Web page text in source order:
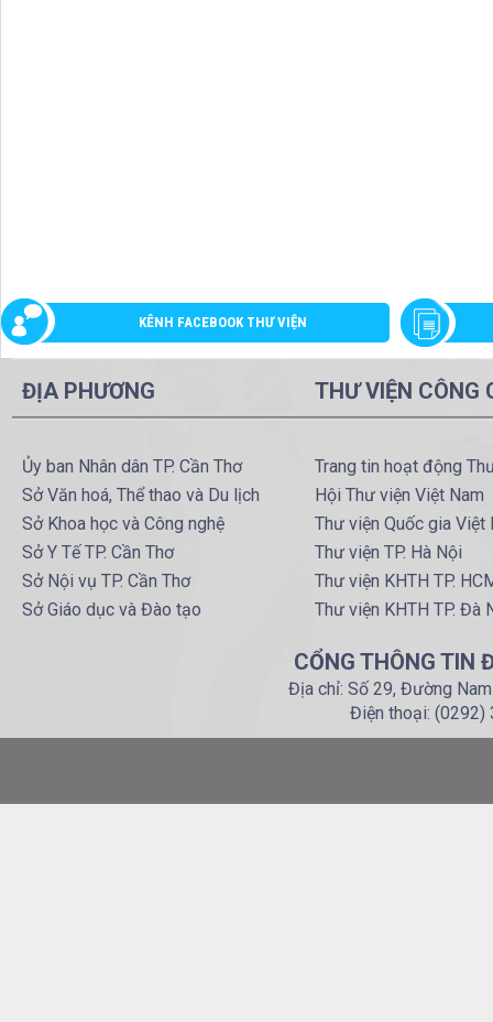
KÊNH FACEBOOK THƯ VIỆN
ĐỊA PHƯƠNG
Ủy ban Nhân dân TP. Cần Thơ
Sở Văn hoá, Thể thao và Du lịch
Sở Khoa học và Công nghệ
Sở Y Tế TP. Cần Thơ
Sở Nội vụ TP. Cần Thơ
Sở Giáo dục và Đào tạo
THƯ VIỆN CÔNG
Trang tin hoạt động
Hội Thư viện Việt Nam
Thư viện Quốc gia Việt
Thư viện TP. Hà Nội
Thư viện KHTH TP.
Thư viện KHTH TP. Đà
CỔNG THÔNG TIN
Địa chỉ: Số 29, Đường
Điện thoại: (0292)